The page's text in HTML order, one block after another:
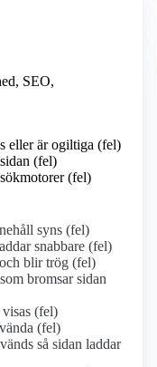
SEO,
eller är ogiltiga (fel)
(fel)
(fel)
syns (fel)
snabbare (fel)
blir trög (fel)
bromsar sidan
(fel)
(fel)
så sidan laddar